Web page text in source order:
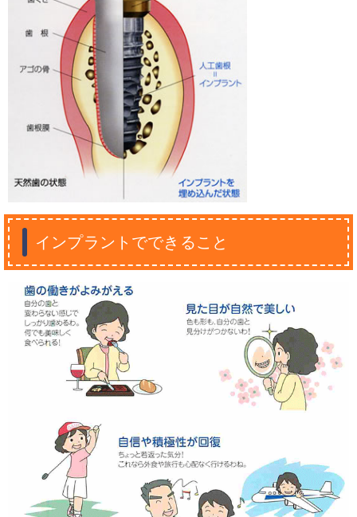
インプラントでできること